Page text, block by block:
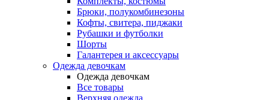
Брюки, полукомбинезоны
Кофты, свитера, пиджаки
Рубашки и футболки
Шорты
Галантерея и аксессуары
Одежда девочкам
Одежда девочкам
Все товары
Верхняя одежда